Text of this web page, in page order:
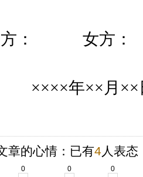
方： 女
××××年×× 月 ××
章的心情：已有4 人表态
0 0 0